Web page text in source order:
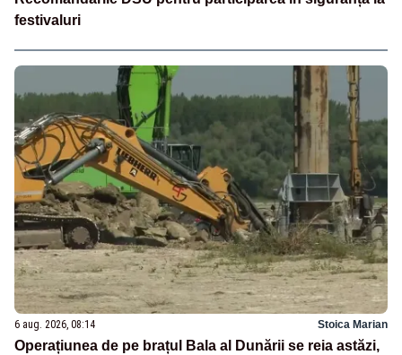
festivaluri
6 aug. 2026, 08:14 Stoica Marian
Operațiunea de pe brațul Bala al Dunării se reia astăzi,